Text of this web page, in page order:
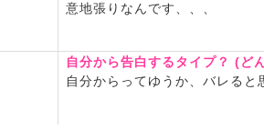
告知とかもするし、自撮りよくあげ
覗いて見てね！
面白いこと書いてるから見てみてね！
意地張りなんです、、、
自分から告白するタイプ？ (ど
自分からってゆうか、バレると